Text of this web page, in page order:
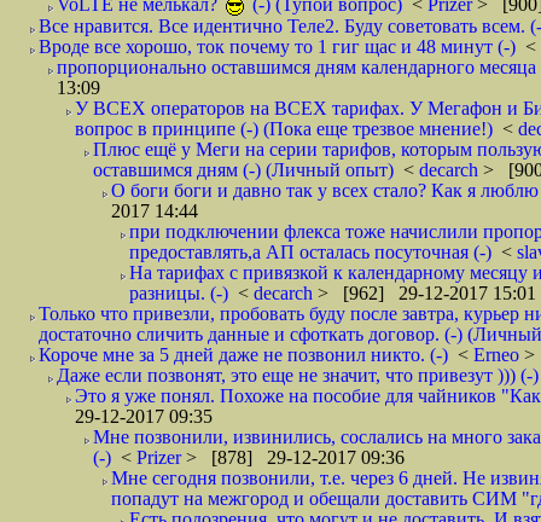
VoLTE не мелькал?
(-) (Тупой вопрос) < Prizer>
Все нравится. Все идентично Теле2. Буду советовать всем.
Вроде все хорошо, ток почему то 1 гиг щас и 48 минут (-) <
пропорционально оставшимся дням календарного
13:09
У ВСЕХ операторов на ВСЕХ тарифах. У Мегафон и Би
вопрос в принципе (-) (Пока еще трезвое мнение!) <
Плюс ещё у Меги на серии тарифов, которым
оставшимся дням (-) (Личный опыт) < decarch >
О боги боги и давно так у всех стало? Как я
2017 14:44
при подключении флекса тоже начислили
предоставлять,а АП осталась посуточная (-) <
На тарифах с привязкой к календарному
разницы. (-) < decarch > [962] 29-12-2017 15:01
Только что привезли, пробовать буду после завтра,
достаточно сличить данные и сфоткать договор. (-)
Короче мне за 5 дней даже не позвонил никто. (-) < Erneo >
Даже если позвонят, это еще не значит, что привезут ))) (-)
Это я уже понял. Похоже на пособие для чайников
29-12-2017 09:35
Мне позвонили, извинились, сослались на много
(-) < Prizer> [878] 29-12-2017 09:36
Мне сегодня позвонили, т.е. через 6 дней. Не
попадут на межгород и обещали доставить СИМ